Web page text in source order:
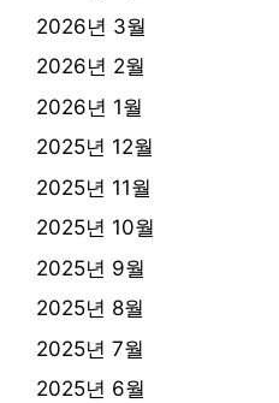
2026년 3월
2026년 2월
2026년 1월
2025년 12월
2025년 11월
2025년 10월
2025년 9월
2025년 8월
2025년 7월
2025년 6월